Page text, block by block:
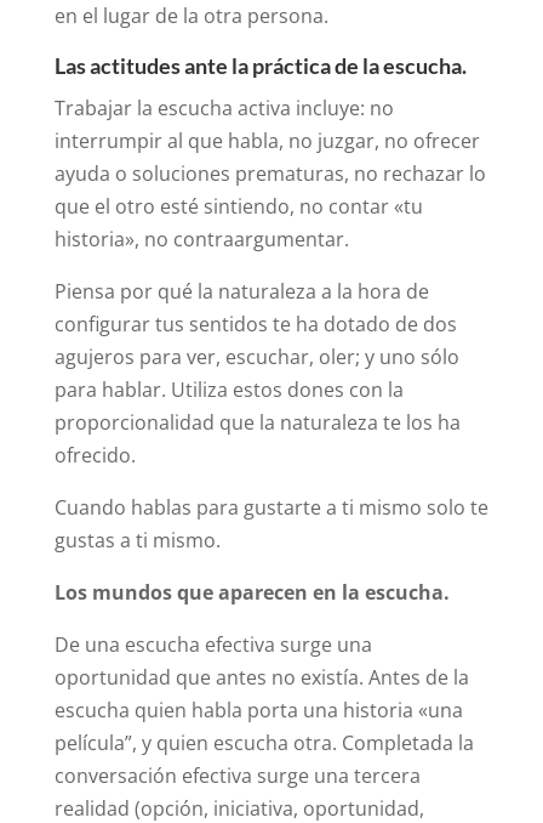
en el lugar de la otra persona.
Las actitudes ante la práctica de la escucha.
Trabajar la escucha activa incluye: no
interrumpir al que habla, no juzgar, no ofrecer
ayuda o soluciones prematuras, no rechazar lo
que el otro esté sintiendo, no contar «tu
historia», no contraargumentar.
Piensa por qué la naturaleza a la hora de
configurar tus sentidos te ha dotado de dos
agujeros para ver, escuchar, oler; y uno sólo
para hablar. Utiliza estos dones con la
proporcionalidad que la naturaleza te los ha
ofrecido.
Cuando hablas para gustarte a ti mismo solo te
gustas a ti mismo.
Los mundos que aparecen en la escucha.
De una escucha efectiva surge una
oportunidad que antes no existía. Antes de la
escucha quien habla porta una historia «una
película”, y quien escucha otra. Completada la
conversación efectiva surge una tercera
realidad (opción, iniciativa, oportunidad,